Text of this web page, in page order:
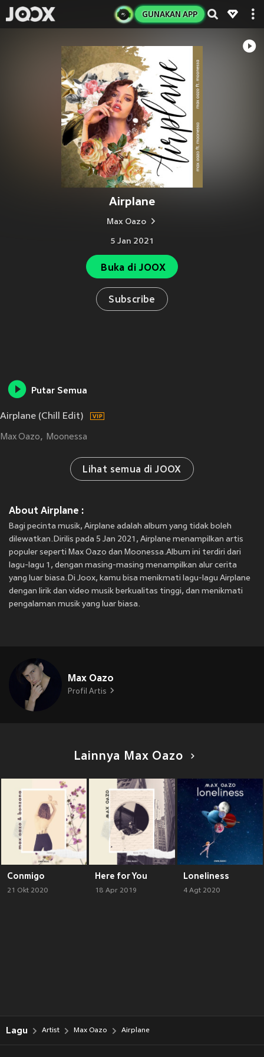
GUNAKAN APP
Airplane
Max Oazo
5 Jan 2021
Buka di JOOX
Subscribe
Putar Semua
Airplane (Chill Edit)
Max Oazo Moonessa
Lihat semua di JOOX
About Airplane :
Bagi pecinta musik, Airplane adalah album yang tidak boleh
dilewatkan.Dirilis pada 5 Jan 2021, Airplane menampilkan artis
populer seperti Max Oazo dan Moonessa.Album ini terdiri dari
lagu-lagu 1, dengan masing-masing menampilkan alur cerita
yang luar biasa.Di Joox, kamu bisa menikmati lagu-lagu Airplane
dengan lirik dan video musik berkualitas tinggi, dan menikmati
pengalaman musik yang luar biasa.
Max Oazo
Profil Artis
Lainnya Max Oazo
Conmigo
21 Okt 2020
Here for You
18 Apr 2019
Loneliness
4 Agt 2020
Lagu Artist Max Oazo Airplane